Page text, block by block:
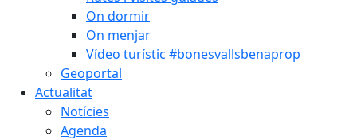
On dormir
On menjar
Vídeo turístic #bonesvallsbenaprop
Geoportal
Actualitat
Notícies
Agenda